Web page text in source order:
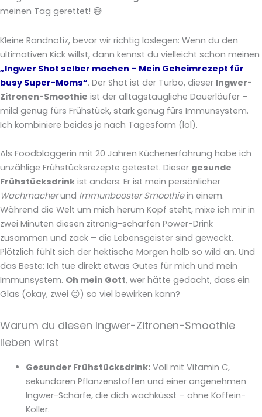
meinen Tag gerettet! 😅
Kleine Randnotiz, bevor wir richtig loslegen: Wenn du den
ultimativen Kick willst, dann kennst du vielleicht schon meinen
„Ingwer Shot selber machen – Mein Geheimrezept für
busy Super-Moms“. Der Shot ist der Turbo, dieser Ingwer-
Zitronen-Smoothie ist der alltagstaugliche Dauerläufer –
mild genug fürs Frühstück, stark genug fürs Immunsystem.
Ich kombiniere beides je nach Tagesform (lol).
Als Foodbloggerin mit 20 Jahren Küchenerfahrung habe ich
unzählige Frühstücksrezepte getestet. Dieser gesunde
Frühstücksdrink ist anders: Er ist mein persönlicher
Wachmacherund Immunbooster Smoothiein einem.
Während die Welt um mich herum Kopf steht, mixe ich mir in
zwei Minuten diesen zitronig-scharfen Power-Drink
zusammen und zack – die Lebensgeister sind geweckt.
Plötzlich fühlt sich der hektische Morgen halb so wild an. Und
das Beste: Ich tue direkt etwas Gutes für mich und mein
Immunsystem. Oh mein Gott, wer hätte gedacht, dass ein
Glas (okay, zwei 😉) so viel bewirken kann?
Warum du diesen Ingwer-Zitronen-Smoothie
lieben wirst
Gesunder Frühstücksdrink:Voll mit Vitamin C,
sekundären Pflanzenstoffen und einer angenehmen
Ingwer-Schärfe, die dich wachküsst – ohne Koffein-
Koller.